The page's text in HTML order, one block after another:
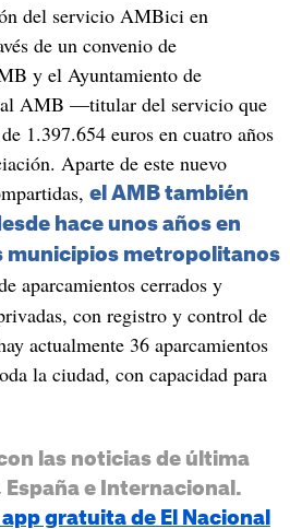
del servicio AMBici en
de un convenio de
y el Ayuntamiento de
AMB —titular del servicio que
1.397.654 euros en cuatro años
Aparte de este nuevo
el AMB también
hace unos años en
municipios metropolitanos
aparcamientos cerrados y
con registro y control de
actualmente 36 aparcamientos
la ciudad, con capacidad para
las noticias de última
España e Internacional.
gratuita de El Nacional